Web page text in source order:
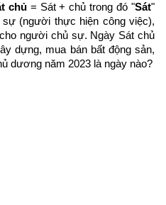
chủ = Sát + chủ trong đó "Sát"
(người thực hiện công việc),
người chủ sự. Ngày Sát chủ
dựng, mua bán bất động sản,
dương năm 2023 là ngày nào?